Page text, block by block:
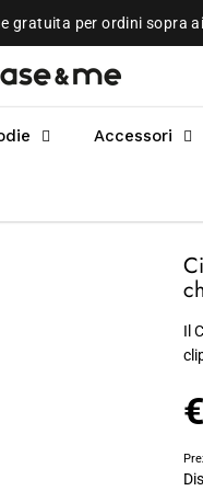
gratuita per ordini sopra
Accessori
Il
P
E